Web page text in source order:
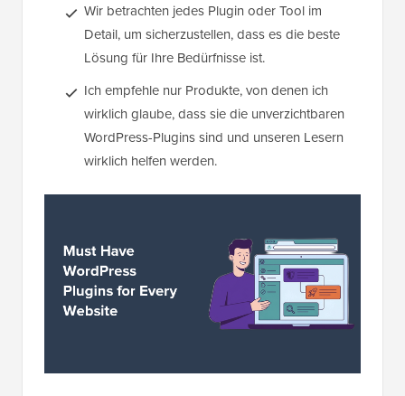
Wir betrachten jedes Plugin oder Tool im
Detail, um sicherzustellen, dass es die beste
Lösung für Ihre Bedürfnisse ist.
Ich empfehle nur Produkte, von denen ich
wirklich glaube, dass sie die unverzichtbaren
WordPress-Plugins sind und unseren Lesern
wirklich helfen werden.